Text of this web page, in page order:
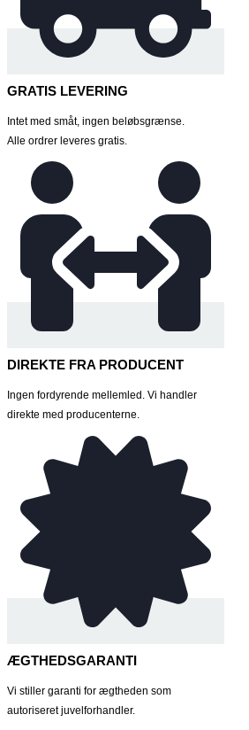
GRATIS LEVERING
Intet med småt, ingen beløbsgrænse.
Alle ordrer leveres gratis.
DIREKTE FRA PRODUCENT
Ingen fordyrende mellemled. Vi handler
direkte med producenterne.
ÆGTHEDSGARANTI
Vi stiller garanti for ægtheden som
autoriseret juvelforhandler.